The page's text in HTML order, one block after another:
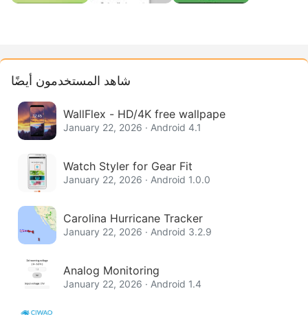
شاهد المستخدمون أيضًا
WallFlex - HD/4K free wallpape
January 22, 2026 · Android 4.1
Watch Styler for Gear Fit
January 22, 2026 · Android 1.0.0
Carolina Hurricane Tracker
January 22, 2026 · Android 3.2.9
Analog Monitoring
January 22, 2026 · Android 1.4